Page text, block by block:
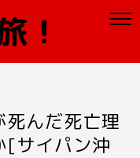
！
んだ死亡理
[サイパン沖